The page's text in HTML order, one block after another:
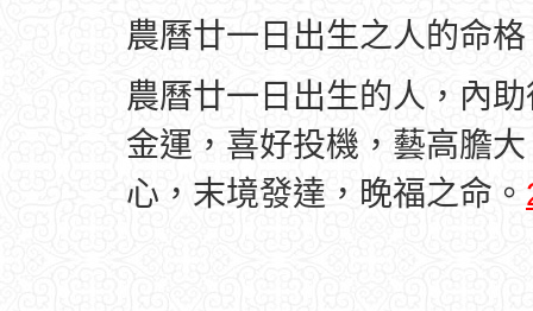
農曆廿一日出生之人的命
農曆廿一日出生的人，內
金運，喜好投機，藝高膽
心，末境發達，晚福之命。